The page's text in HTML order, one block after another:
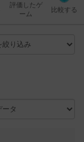
評価したゲ
ーム
比較する